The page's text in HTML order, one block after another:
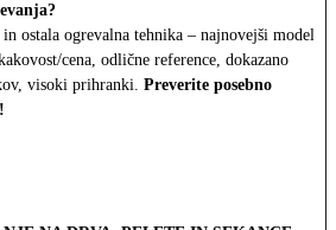
ostala ogrevalna tehnika – najnovejši modeli
cena, odlične reference, dokazano
visoki prihranki. Preverite posebno